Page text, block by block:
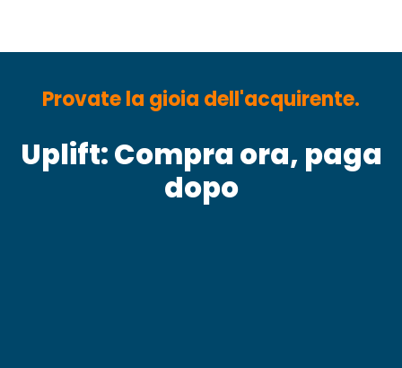
Provate la gioia dell'acquirente.
Uplift: Compra ora, paga
dopo